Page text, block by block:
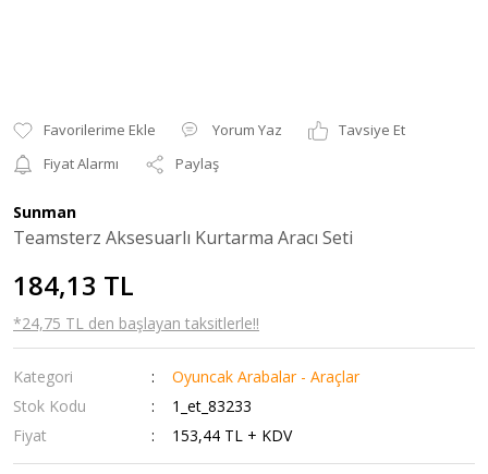
Yorum Yaz
Tavsiye Et
Fiyat Alarmı
Paylaş
Sunman
Teamsterz Aksesuarlı Kurtarma Aracı Seti
184,13 TL
*24,75 TL den başlayan taksitlerle!!
Kategori
Oyuncak Arabalar - Araçlar
Stok Kodu
1_et_83233
Fiyat
153,44 TL + KDV